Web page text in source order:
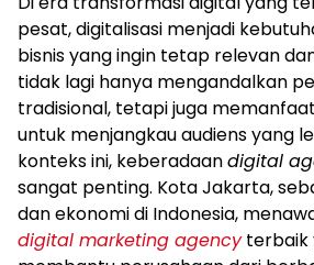
pesat, digitalisasi menjadi
bisnis yang ingin tetap relevan
tidak lagi hanya mengandalkan
tradisional, tetapi juga
untuk menjangkau audiens yang
konteks ini, keberadaandigital
sangat penting. Kota Jakarta,
dan ekonomi di Indonesia,
digital marketing agencyterbaik